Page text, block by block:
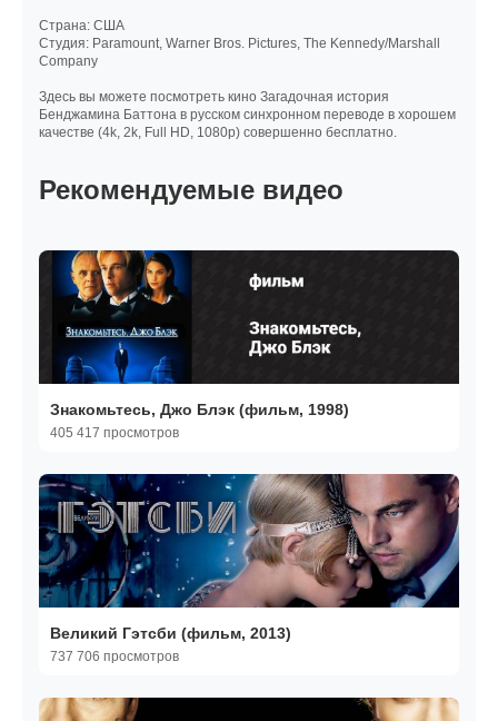
Cтрана: США
Cтудия: Paramount, Warner Bros. Pictures, The Kennedy/Marshall
Company
Здесь вы можете посмотреть кино Загадочная история
Бенджамина Баттона в русском синхронном переводе в хорошем
качестве (4k, 2k, Full HD, 1080p) совершенно бесплатно.
Рекомендуемые видео
Знакомьтесь, Джо Блэк (фильм, 1998)
405 417 просмотров
Великий Гэтсби (фильм, 2013)
737 706 просмотров